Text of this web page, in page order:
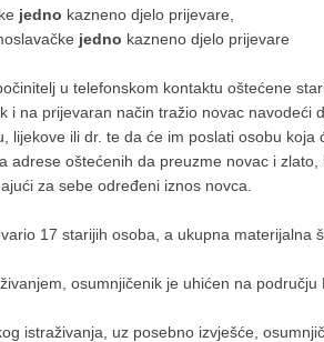
jedno kazneno djelo prijevare,
jedno kazneno djelo prijevare
u telefonskom kontaktu oštećene
i na prijevaran način tražio novac navodeći
lijekove ili dr. te da će im poslati osobu
adrese oštećenih da preuzme novac i
za sebe određeni iznos novca.
17 starijih osoba, a ukupna materijalna
osumnjičenik je uhićen na području
istraživanja, uz posebno izvješće,